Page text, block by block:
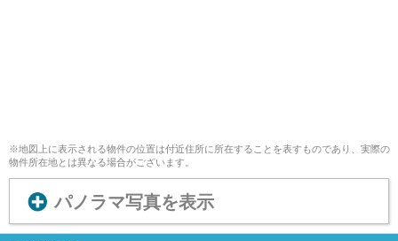
※地図上に表示される物件の位置は付近住所に所在することを表すものであり、実際の
物件所在地とは異なる場合がございます。
パノラマ写真を表示